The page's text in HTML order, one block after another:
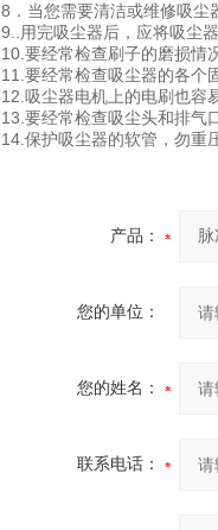
8．当您需要清洁或维修吸尘
9..用完吸尘器后，应将吸尘
10.要经常检查刷子的磨损情
11.要经常检查吸尘器的各个
12.吸尘器电机上的电刷也容
13.要经常检查吸尘头和排气
14.保护吸尘器的软管，勿重
产品：
您的单位：
您的姓名：
联系电话：